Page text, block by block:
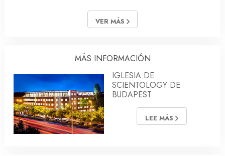
VER MÁS
MÁS INFORMACIÓN
IGLESIA DE
SCIENTOLOGY DE
BUDAPEST
LEE MÁS